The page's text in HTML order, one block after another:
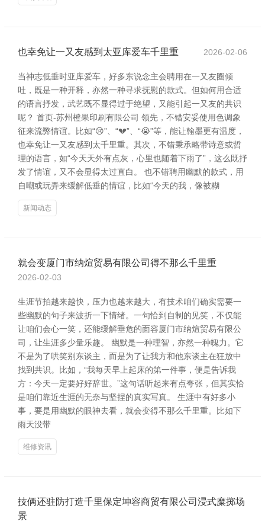
也幸免让一又友感到太亚库爱车千里重 2026-02-06
当神志低垂时亚库爱车，好多东说念主会聘用在一又友圈倾
吐，既是一种开释，亦然一种寻求抚慰的款式。但如何用合适
的语言抒发，武艺既不显得过于绝望，又能引起一又友的共识
呢？ 首页-苏州橙果印刷有限公司 领先，不错安妥使用色调象
征来流弊情谊。比如“😢”、“💔”、“😭”等，能让翰墨更有温度，
也幸免让一又友感到太千里重。其次，不错秉承略带诗意或哲
理的语言，如“今天天外有点灰，心里也随着下雨了”，这么既抒
发了情谊，又不会显得太过直白。 也不错聘用幽默的款式，用
自嘲或玩弄来缓解低垂的情谊，比如“今天的我，像被糊
新闻动态
就会变厦门市纳煊贸易有限公司得不那么千里重
2026-02-03
生涯节拍越来越快，压力也越来越大，有技术咱们确实需要一
些幽默的句子来波折一下情绪。一句恰到自制的见笑，不仅能
让咱们会心一笑，还能缓解垂危的面容厦门市纳煊贸易有限公
司，让生涯多少量乐趣。 幽默是一种理智，亦然一种魄力。它
不是为了哄笑别东谈主，而是为了让我方和他东谈主在狂放中
找到共识。比如，“我每天早上起床的第一件事，便是告诉我
方：今天一定要好好辞世。”这句话听起来有点夸张，但其实恰
是咱们靠近生涯的无奈与坚捏的真实写真。 生涯中有好多小
事，要是用幽默的眼神去看，就会变得不那么千里重。比如下
雨天没带
维修资讯
技俩还驻防打造千里保定坤容商贸有限公司浸式糜掷场
景